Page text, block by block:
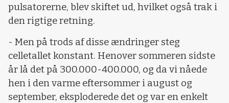
pulsatorerne, blev skiftet ud, hvilket også trak i
den rigtige retning.
- Men på trods af disse ændringer steg
celletallet konstant. Henover sommeren sidste
år lå det på 300.000-400.000, og da vi nåede
hen i den varme eftersommer i august og
september, eksploderede det og var en enkelt